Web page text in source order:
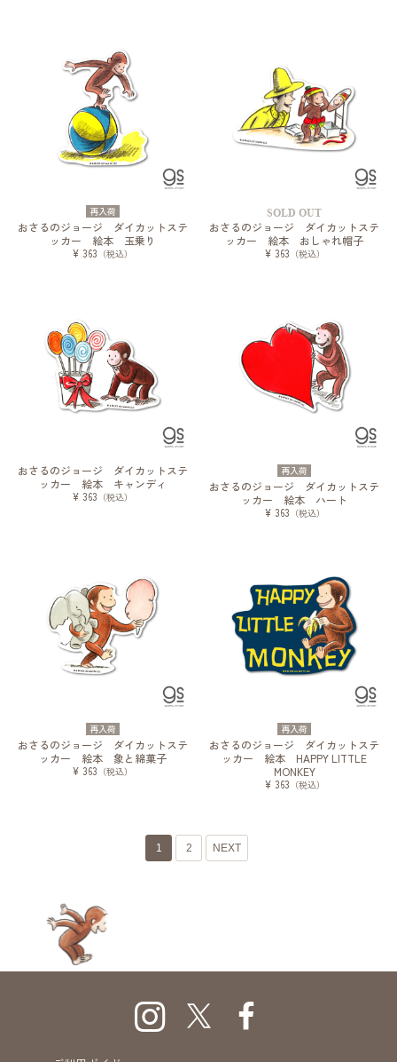
再入荷
おさるのジョージ ダイカットステ
ッカー 絵本 玉乗り
¥ 363 （税込）
SOLD OUT
おさるのジョージ ダイカットステ
ッカー 絵本 おしゃれ帽子
¥ 363 （税込）
おさるのジョージ ダイカットステ
ッカー 絵本 キャンディ
¥ 363 （税込）
再入荷
おさるのジョージ ダイカットステ
ッカー 絵本 ハート
¥ 363 （税込）
再入荷
おさるのジョージ ダイカットステ
ッカー 絵本 象と綿菓子
¥ 363 （税込）
再入荷
おさるのジョージ ダイカットステ
ッカー 絵本 HAPPY LITTLE
MONKEY
¥ 363 （税込）
1 2 NEXT